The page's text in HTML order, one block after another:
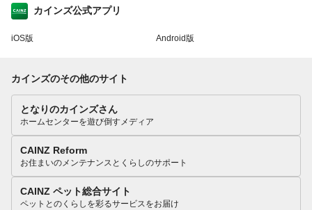
カインズ公式アプリ
iOS版 Android版
カインズのその他のサイト
となりのカインズさん
ホームセンターを遊び倒すメディア
CAINZ Reform
お住まいのメンテナンスとくらしのサポート
CAINZ ペット総合サイト
ペットとのくらしを彩るサービスをお届け